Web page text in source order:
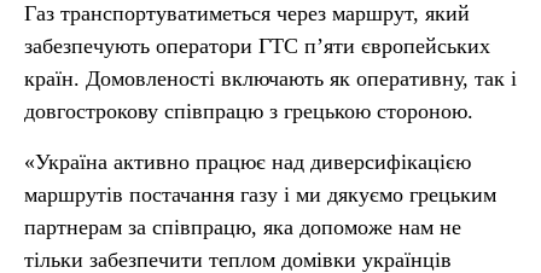
Газ транспортуватиметься через маршрут, який
забезпечують оператори ГТС п’яти європейських
країн. Домовленості включають як оперативну, так і
довгострокову співпрацю з грецькою стороною.
«Україна активно працює над диверсифікацією
маршрутів постачання газу і ми дякуємо грецьким
партнерам за співпрацю, яка допоможе нам не
тільки забезпечити теплом домівки українців